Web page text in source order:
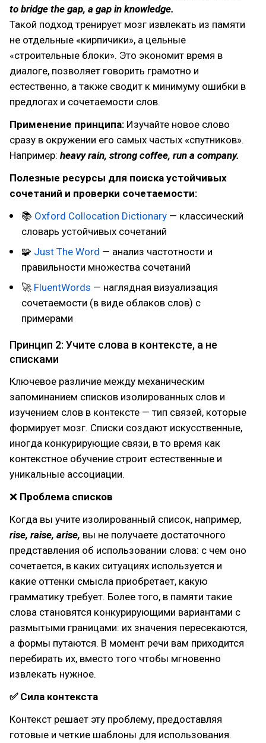
to bridge the gap, a gap in knowledge.
Такой подход тренирует мозг извлекать из памяти
не отдельные «кирпичики», а цельные
«строительные блоки». Это экономит время в
диалоге, позволяет говорить грамотно и
естественно, а также сводит к минимуму ошибки в
предлогах и сочетаемости слов.
Применение принципа: Изучайте новое слово
сразу в окружении его самых частых «спутников».
Например: heavy rain, strong coffee, run a company.
Полезные ресурсы для поиска устойчивых
сочетаний и проверки сочетаемости:
📚 Oxford Collocation Dictionary — классический
словарь устойчивых сочетаний
🧩 Just The Word — анализ частотности и
правильности множества сочетаний
🚀 FluentWords — наглядная визуализация
сочетаемости (в виде облаков слов) с
примерами
Принцип 2: Учите слова в контексте, а не
списками
Ключевое различие между механическим
запоминанием списков изолированных слов и
изучением слов в контексте — тип связей, которые
формирует мозг. Списки создают искусственные,
иногда конкурирующие связи, в то время как
контекстное обучение строит естественные и
уникальные ассоциации.
❌ Проблема списков
Когда вы учите изолированный список, например,
rise, raise, arise, вы не получаете достаточного
представления об использовании слова: с чем оно
сочетается, в каких ситуациях используется и
какие оттенки смысла приобретает, какую
грамматику требует. Более того, в памяти такие
слова становятся конкурирующими вариантами с
размытыми границами: их значения пересекаются,
а формы путаются. В момент речи вам приходится
перебирать их, вместо того чтобы мгновенно
извлекать нужное.
✅ Сила контекста
Контекст решает эту проблему, предоставляя
готовые и четкие шаблоны для использования.